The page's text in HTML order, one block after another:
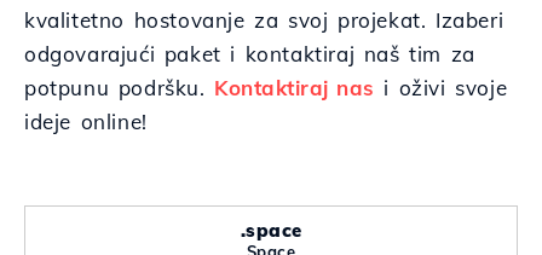
kvalitetno hostovanje za svoj projekat. Izaberi
odgovarajući paket i kontaktiraj naš tim za
potpunu podršku. Kontaktiraj nas i oživi svoje
ideje online!
.space